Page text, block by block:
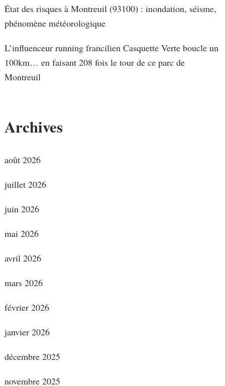
État des risques à Montreuil (93100) : inondation, séisme,
phénomène météorologique
L’influenceur running francilien Casquette Verte boucle un
100km… en faisant 208 fois le tour de ce parc de
Montreuil
Archives
août 2026
juillet 2026
juin 2026
mai 2026
avril 2026
mars 2026
février 2026
janvier 2026
décembre 2025
novembre 2025